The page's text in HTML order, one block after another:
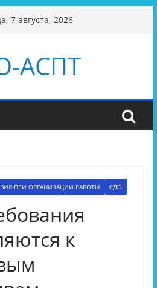
7 августа, 2026
АСПТ
ПРИ ОРГАНИЗАЦИИ РАБОТЫ СДО
к